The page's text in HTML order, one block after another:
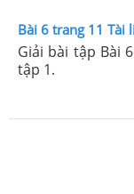
Bài 6 trang 11 Tài
Giải bài tập Bài
tập 1.